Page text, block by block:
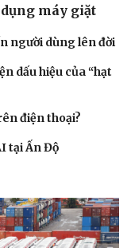
máy giặt
người dùng lên đời
dấu hiệu của “hạt
điện thoại?
tại Ấn Độ